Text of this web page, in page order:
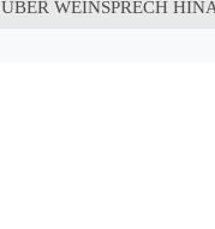
ÜBER WEINSPRECH